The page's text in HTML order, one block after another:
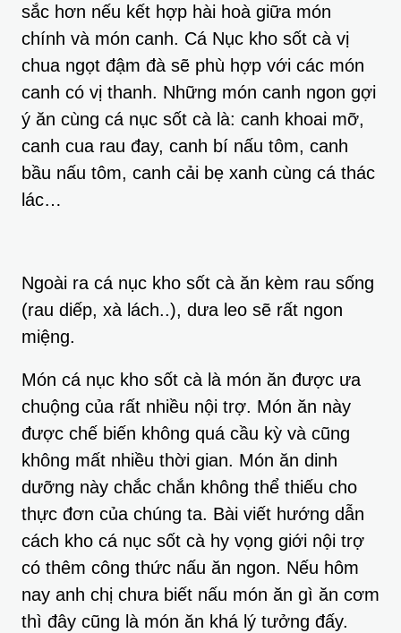
sắc hơn nếu kết hợp hài hoà giữa món
chính và món canh. Cá Nục kho sốt cà vị
chua ngọt đậm đà sẽ phù hợp với các món
canh có vị thanh. Những món canh ngon gợi
ý ăn cùng cá nục sốt cà là: canh khoai mỡ,
canh cua rau đay, canh bí nấu tôm, canh
bầu nấu tôm, canh cải bẹ xanh cùng cá thác
lác…
Ngoài ra cá nục kho sốt cà ăn kèm rau sống
(rau diếp, xà lách..), dưa leo sẽ rất ngon
miệng.
Món cá nục kho sốt cà là món ăn được ưa
chuộng của rất nhiều nội trợ. Món ăn này
được chế biến không quá cầu kỳ và cũng
không mất nhiều thời gian. Món ăn dinh
dưỡng này chắc chắn không thể thiếu cho
thực đơn của chúng ta. Bài viết hướng dẫn
cách kho cá nục sốt cà hy vọng giới nội trợ
có thêm công thức nấu ăn ngon. Nếu hôm
nay anh chị chưa biết nấu món ăn gì ăn cơm
thì đây cũng là món ăn khá lý tưởng đấy.